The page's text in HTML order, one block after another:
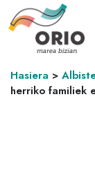
Hasiera >
herriko familiek